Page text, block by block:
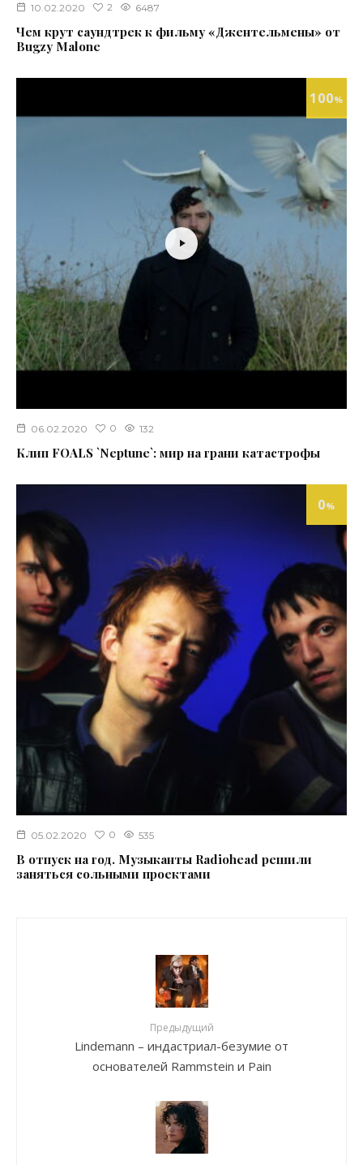
10.02.2020 2 6487
Чем крут саундтрек к фильму «Джентельмены» от
Bugzy Malone
100%
06.02.2020 0 132
Клип FOALS `Neptune`: мир на грани катастрофы
0%
05.02.2020 0 535
В отпуск на год. Музыканты Radiohead решили
заняться сольными проектами
Предыдущий
Lindemann – индастриал-безумие от
основателей Rammstein и Pain